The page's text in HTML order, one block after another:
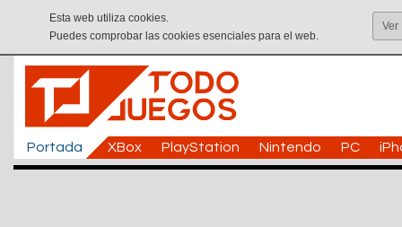
Esta web utiliza cookies.
Puedes comprobar las cookies esenciales para el web.
Ver
Portada XBox PlayStation Nintendo PC